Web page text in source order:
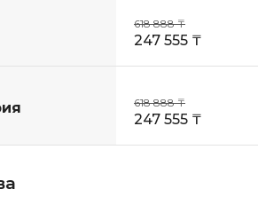
618 888 ₸
247 555 ₸
618 888 ₸
247 555 ₸